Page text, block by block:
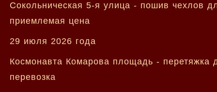
Сокольническая 5-я улица - пошив чехлов
приемлемая цена
29 июля 2026 года
Космонавта Комарова площадь - перетяжка
перевозка